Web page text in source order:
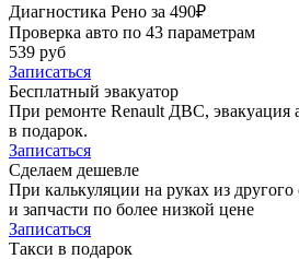
Диагностика Рено за 490₽
Проверка авто по 43 параметрам
539 руб
Записаться
Бесплатный эвакуатор
При ремонте Renault ДВС,
в подарок.
Записаться
Сделаем дешевле
При калькуляции на руках из
и запчасти по более низкой цене
Записаться
Такси в подарок